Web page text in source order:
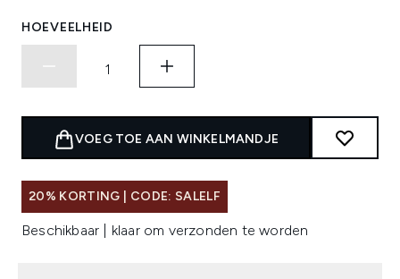
HOEVEELHEID
VOEG TOE AAN WINKELMANDJE
20% KORTING | CODE: SALELF
Beschikbaar | klaar om verzonden te worden